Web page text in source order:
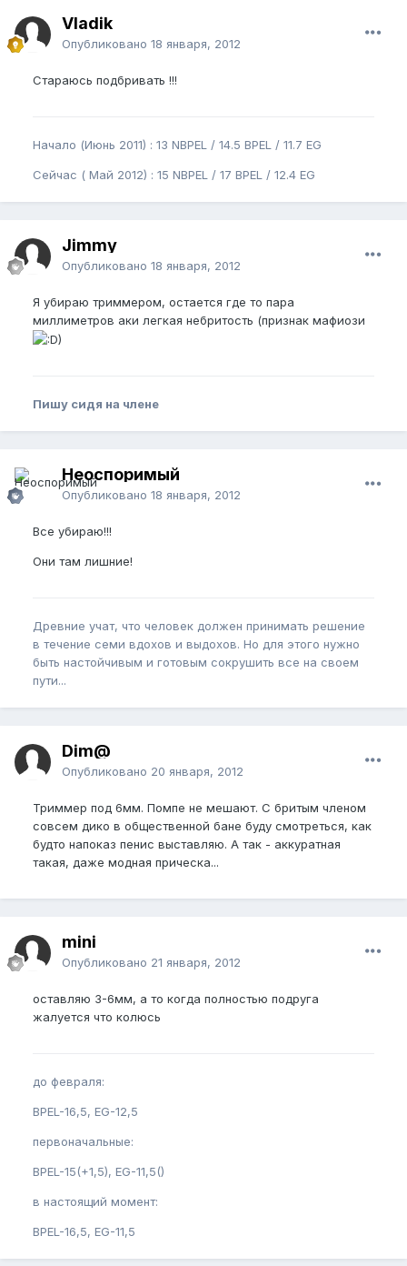
Vladik
Опубликовано 18 января, 2012
Стараюсь подбривать !!!
Начало (Июнь 2011) : 13 NBPEL / 14.5 BPEL / 11.7 EG
Сейчас ( Май 2012) : 15 NBPEL / 17 BPEL / 12.4 EG
Jimmy
Опубликовано 18 января, 2012
Я убираю триммером, остается где то пара
миллиметров аки легкая небритость (признак мафиози
)
Пишу сидя на члене
Неоспоримый
Опубликовано 18 января, 2012
Все убираю!!!
Они там лишние!
Древние учат, что человек должен принимать решение
в течение семи вдохов и выдохов. Но для этого нужно
быть настойчивым и готовым сокрушить все на своем
пути...
Dim@
Опубликовано 20 января, 2012
Триммер под 6мм. Помпе не мешают. С бритым членом
совсем дико в общественной бане буду смотреться, как
будто напоказ пенис выставляю. А так - аккуратная
такая, даже модная прическа...
mini
Опубликовано 21 января, 2012
оставляю 3-6мм, а то когда полностью подруга
жалуется что колюсь
до февраля:
BPEL-16,5, EG-12,5
первоначальные:
BPEL-15(+1,5), EG-11,5()
в настоящий момент:
BPEL-16,5, EG-11,5